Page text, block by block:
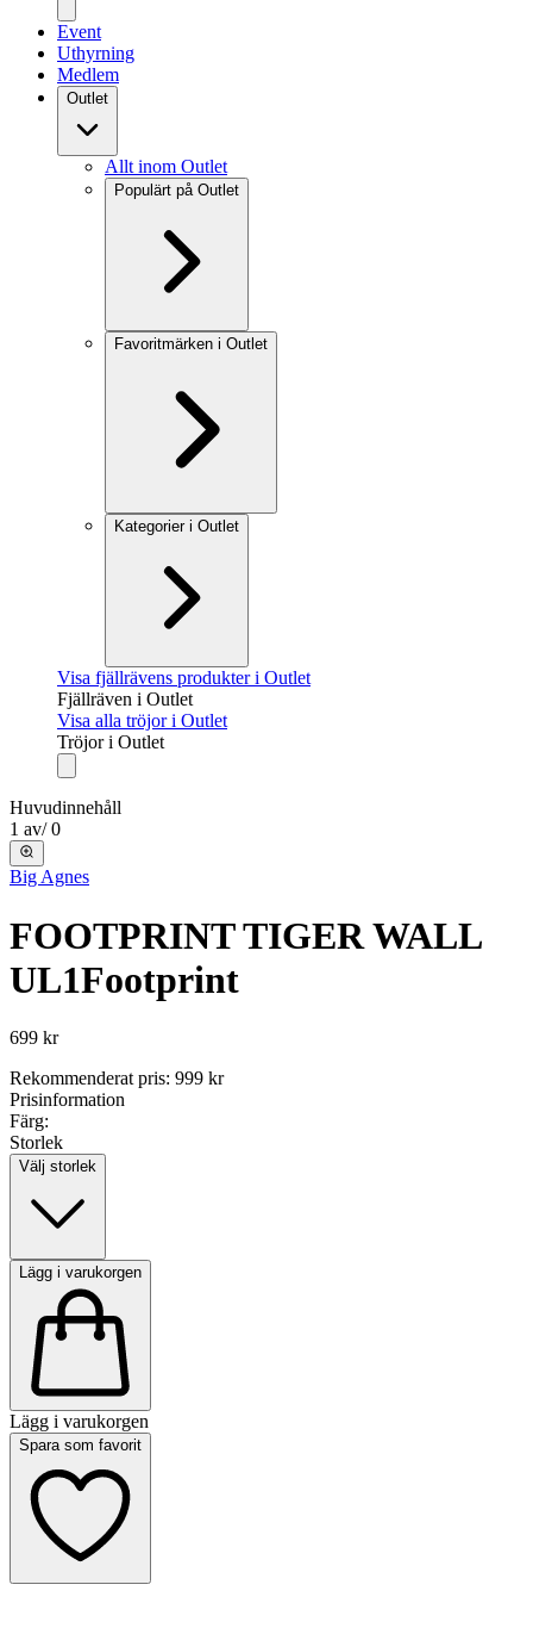
Event
Uthyrning
Medlem
Outlet
Allt inom Outlet
Populärt på Outlet
Favoritmärken i Outlet
Kategorier i Outlet
Visa fjällrävens produkter i Outlet
Fjällräven i Outlet
Visa alla tröjor i Outlet
Tröjor i Outlet
Huvudinnehåll
1 av/ 0
Big Agnes
FOOTPRINT TIGER WALL
UL1Footprint
699 kr
Rekommenderat pris: 999 kr
Prisinformation
Färg:
Storlek
Välj storlek
Lägg i varukorgen
Lägg i varukorgen
Spara som favorit